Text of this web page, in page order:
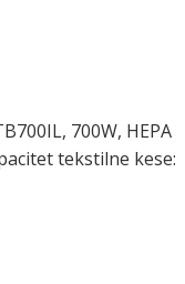
700W, HEPA
tekstilne kese: